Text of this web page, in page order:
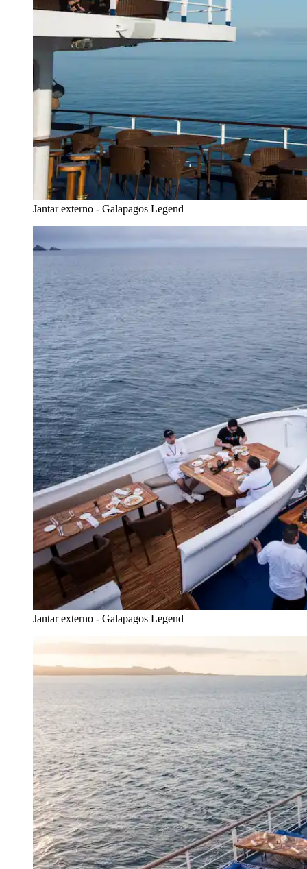
Jantar externo - Galapagos Legend
Jantar externo - Galapagos Legend